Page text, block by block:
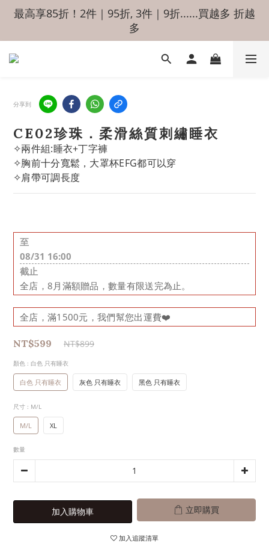
最高享85折！2件｜95折, 3件｜9折......買越多 折越
多
分享到
CE02珍珠．柔滑絲質刺繡睡衣
✧兩件組:睡衣+丁字褲
✧胸前十分寬鬆，大罩杯EFG都可以穿
✧肩帶可調長度
至
08/31 16:00
截止
全店，8月滿額贈品，數量有限送完為止。
全店，滿1500元，我們幫您出運費❤️
NT$599 NT$899
顏色 : 白色 只有睡衣
白色 只有睡衣 灰色 只有睡衣 黑色 只有睡衣
尺寸 : M/L
M/L XL
數量
加入購物車 立即購買
加入追蹤清單